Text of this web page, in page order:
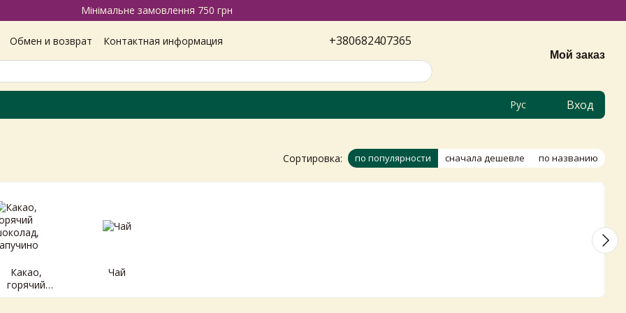
Мінімальне замовлення 750 грн
Обмен и возврат
Контактная информация
+380682407365
Мой заказ
Рус Вход
Сортировка: по популярности сначала дешевле по названию
Какао,
горячий
шоколад,
Чай